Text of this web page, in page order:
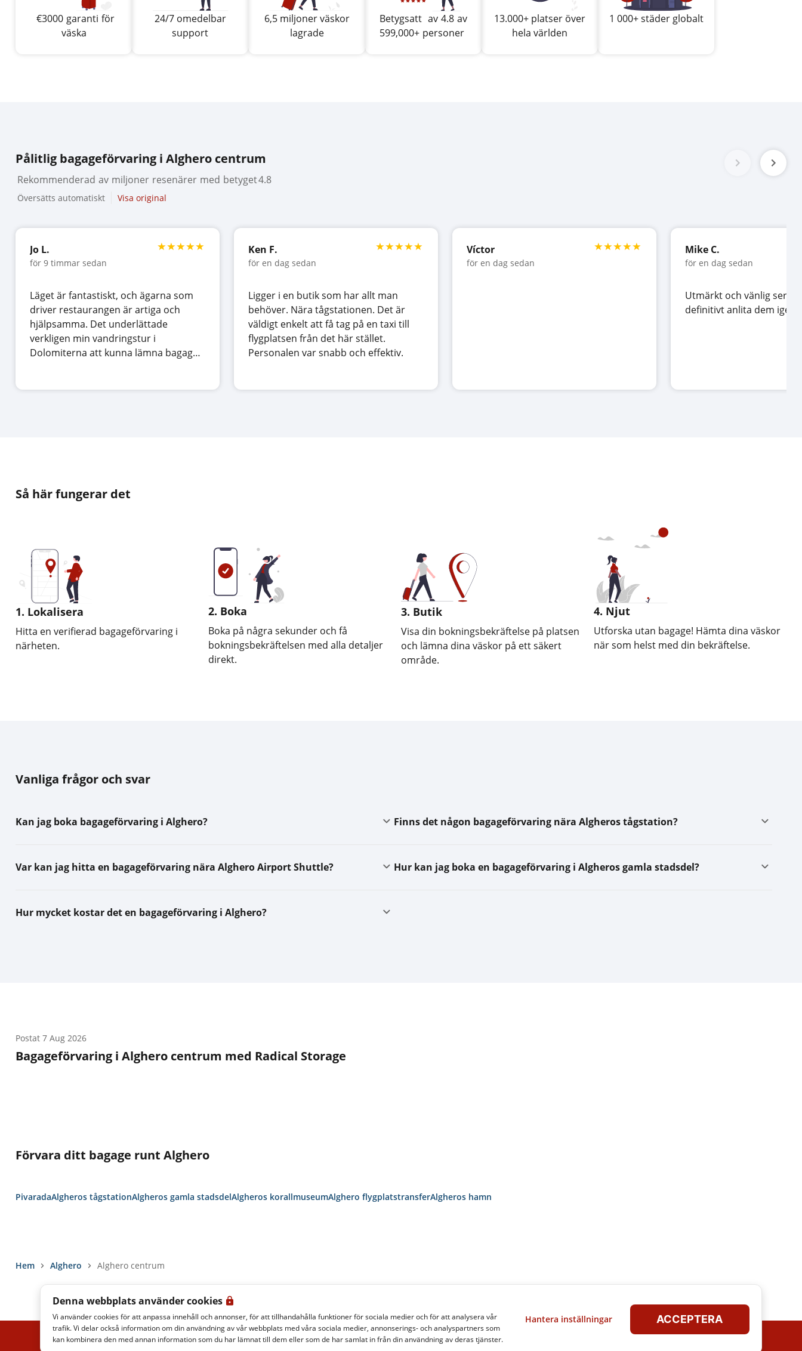
Denna webbplats använder cookies
Vi använder cookies för att anpassa innehåll och annonser, för att tillhandahålla funktioner för sociala medier och för att analysera vår
trafik. Vi delar också information om din användning av vår webbplats med våra sociala medier, annonserings- och analyspartners som
kan kombinera den med annan information som du har lämnat till dem eller som de har samlat in från din användning av deras tjänster.
ACCEPTERA
Hantera inställningar
Postat 7 Aug 2026
Bagageförvaring i Alghero centrum med Radical Storage
Förvara ditt bagage runt Alghero
PivaradaAlgheros tågstationAlgheros gamla stadsdelAlgheros korallmuseumAlghero flygplatstransferAlgheros hamn
hem Alghero Alghero centrum
Pålitlig bagageförvaring i Alghero centrum
Rekommenderad av miljoner resenärer med betyget4.8
Översätts automatiskt Visa original
Jo L.
för 9 timmar sedan
Läget är fantastiskt, och ägarna som
driver restaurangen är artiga och
hjälpsamma. Det underlättade
verkligen min vandringstur i
Dolomiterna att kunna lämna bagaget
Ken F.
för en dag sedan
Ligger i en butik som har allt man
behöver. Nära tågstationen. Det är
väldigt enkelt att få tag på en taxi till
flygplatsen från det här stället.
Personalen var snabb och effektiv.
Víctor
för en dag sedan
Mike C.
för en dag sedan
Utmärkt och vänlig
definitivt anlita dem igen.
€3000 garanti för
väska
24/7 omedelbar
support
6,5 miljoner väskor
lagrade
Betygsatt av 4.8 av
599,000+ personer
13.000+ platser över
hela världen
1 000+ städer globalt
Så här fungerar det
1. Lokalisera
Hitta en verifierad bagageförvaring i
närheten.
2. Boka
Boka på några sekunder och få
bokningsbekräftelsen med alla detaljer
direkt.
3. Butik
Visa din bokningsbekräftelse på platsen
och lämna dina väskor på ett säkert
område.
4. Njut
Utforska utan bagage! Hämta dina väskor
när som helst med din bekräftelse.
Vanliga frågor och svar
Kan jag boka bagageförvaring i Alghero? Finns det någon bagageförvaring nära Algheros tågstation?
Var kan jag hitta en bagageförvaring nära Alghero Airport Shuttle? Hur kan jag boka en bagageförvaring i Algheros gamla stadsdel?
Hur mycket kostar det en bagageförvaring i Alghero?
ITALO REAL TIME INTEGRITETSPOLICY JURIDISKA ANMÄRKNINGAR TRANSPORTFÖRHÅLLANDEN SITEMAP ITALO S.P.A.